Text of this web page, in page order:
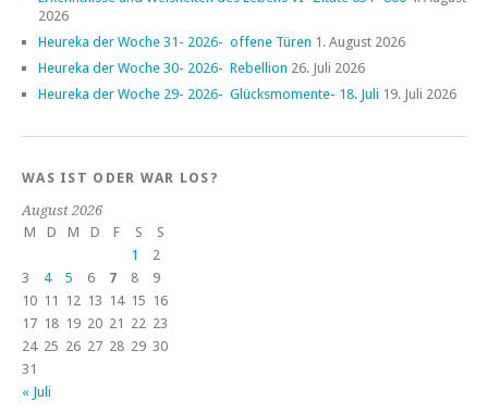
2026
Heureka der Woche 31- 2026- offene Türen 1. August 2026
Heureka der Woche 30- 2026- Rebellion 26. Juli 2026
Heureka der Woche 29- 2026- Glücksmomente- 18. Juli 19. Juli 2026
WAS IST ODER WAR LOS?
August 2026
M
D M D F S
S
1
2
3
4 5 6 7 8
9
10 11 12 13 14 15 16
17 18 19 20 21 22 23
24 25 26 27 28 29 30
31
« Juli